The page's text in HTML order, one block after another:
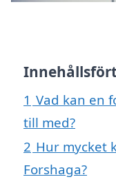
1 Vad kan en
till med?
2 Hur mycket
Forshaga?